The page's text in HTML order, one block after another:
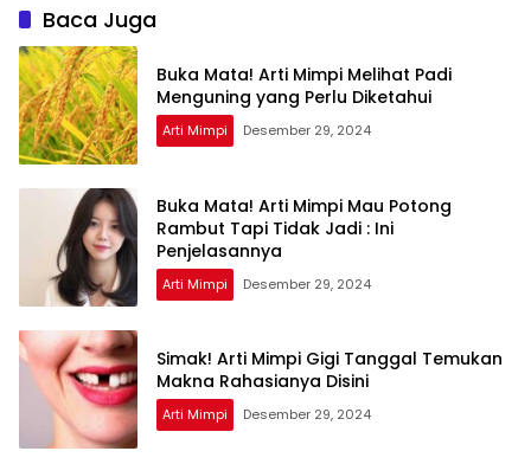
Baca Juga
Buka Mata! Arti Mimpi Melihat Padi
Menguning yang Perlu Diketahui
Arti Mimpi Desember 29, 2024
Buka Mata! Arti Mimpi Mau Potong
Rambut Tapi Tidak Jadi : Ini
Penjelasannya
Arti Mimpi Desember 29, 2024
Simak! Arti Mimpi Gigi Tanggal Temukan
Makna Rahasianya Disini
Arti Mimpi Desember 29, 2024